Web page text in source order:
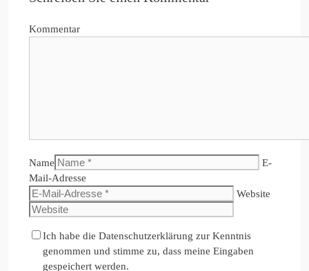
Kommentar
Name
E-
Mail-Adresse
Website
Ich habe die Datenschutzerklärung zur Kenntnis
genommen und stimme zu, dass meine Eingaben
gespeichert werden.